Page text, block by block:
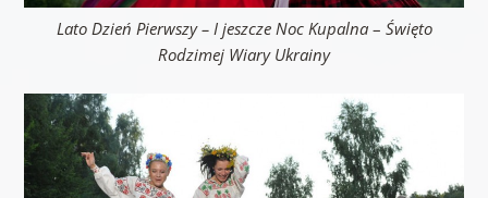
Lato Dzień Pierwszy – I jeszcze Noc Kupalna – Święto
Rodzimej Wiary Ukrainy